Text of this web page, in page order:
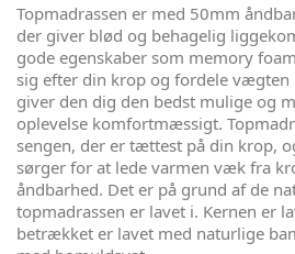
Topmadrassen er med 50mm
der giver blød og behagelig
gode egenskaber som memory
sig efter din krop og fordele vægten
giver den dig den bedst mulige og
oplevelse komfortmæssigt.
sengen, der er tættest på din krop,
sørger for at lede varmen væk fra
åndbarhed. Det er på grund af de
topmadrassen er lavet i. Kernen er
betrækket er lavet med naturlige